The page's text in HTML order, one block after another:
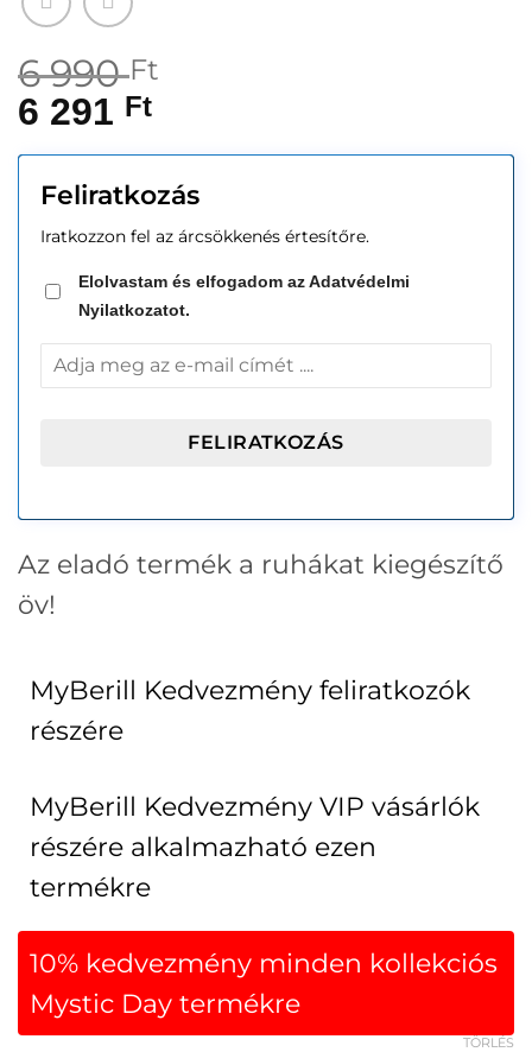
6 990Ft
6 291 Ft
Feliratkozás
Iratkozzon fel az árcsökkenés értesítőre.
Elolvastam és elfogadom az Adatvédelmi
Nyilatkozatot.
Az eladó termék a ruhákat kiegészítő
öv!
MyBerill Kedvezmény feliratkozók
részére
MyBerill Kedvezmény VIP vásárlók
részére alkalmazható ezen
termékre
10% kedvezmény minden kollekciós
Mystic Day termékre
TÖRLÉS